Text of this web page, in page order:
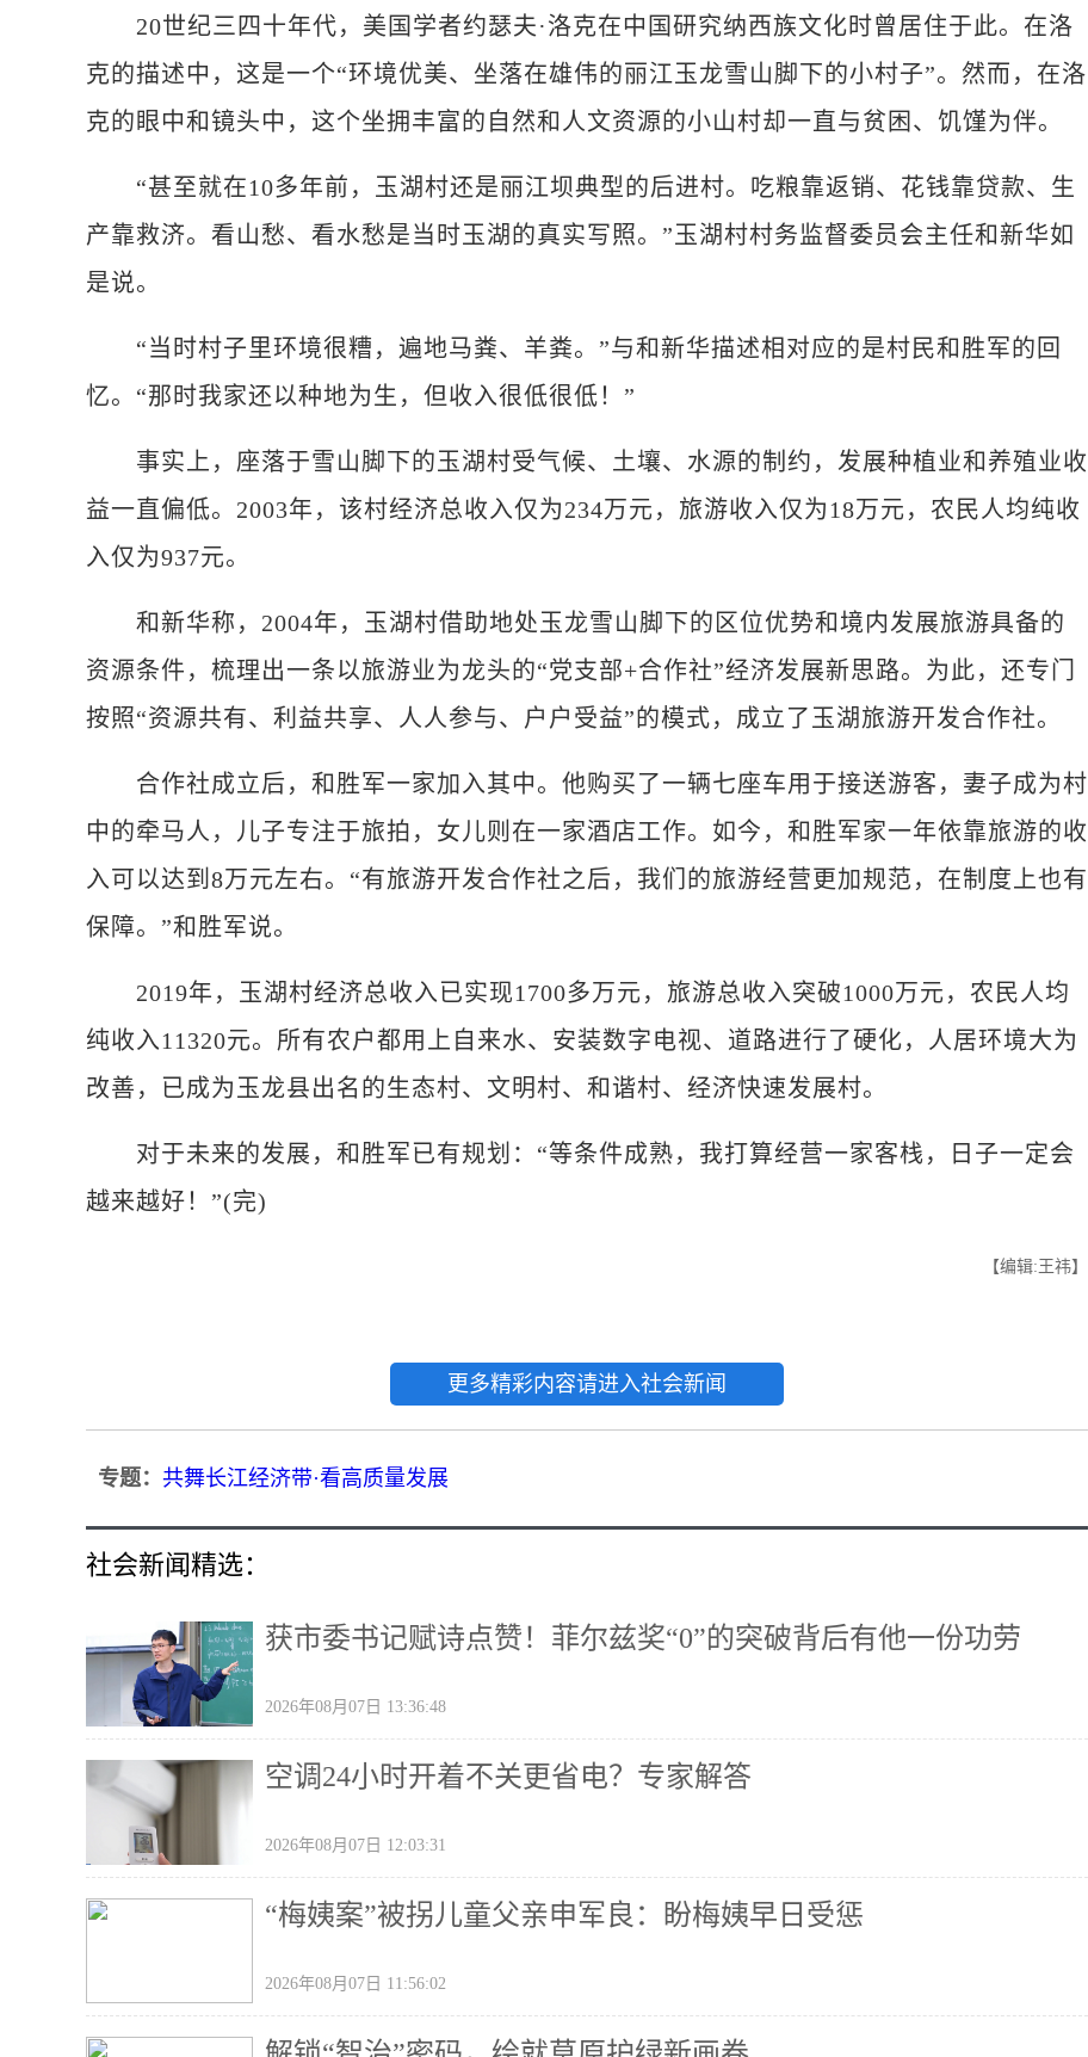
20世纪三四十年代，美国学者约瑟夫·洛克在中国研究纳西族文化时曾居住于此。在洛
克的描述中，这是一个“环境优美、坐落在雄伟的丽江玉龙雪山脚下的小村子”。然而，在洛
克的眼中和镜头中，这个坐拥丰富的自然和人文资源的小山村却一直与贫困、饥馑为伴。
“甚至就在10多年前，玉湖村还是丽江坝典型的后进村。吃粮靠返销、花钱靠贷款、生
产靠救济。看山愁、看水愁是当时玉湖的真实写照。”玉湖村村务监督委员会主任和新华如
是说。
“当时村子里环境很糟，遍地马粪、羊粪。”与和新华描述相对应的是村民和胜军的回
忆。“那时我家还以种地为生，但收入很低很低！”
事实上，座落于雪山脚下的玉湖村受气候、土壤、水源的制约，发展种植业和养殖业收
益一直偏低。2003年，该村经济总收入仅为234万元，旅游收入仅为18万元，农民人均纯收
入仅为937元。
和新华称，2004年，玉湖村借助地处玉龙雪山脚下的区位优势和境内发展旅游具备的
资源条件，梳理出一条以旅游业为龙头的“党支部+合作社”经济发展新思路。为此，还专门
按照“资源共有、利益共享、人人参与、户户受益”的模式，成立了玉湖旅游开发合作社。
合作社成立后，和胜军一家加入其中。他购买了一辆七座车用于接送游客，妻子成为村
中的牵马人，儿子专注于旅拍，女儿则在一家酒店工作。如今，和胜军家一年依靠旅游的收
入可以达到8万元左右。“有旅游开发合作社之后，我们的旅游经营更加规范，在制度上也有
保障。”和胜军说。
2019年，玉湖村经济总收入已实现1700多万元，旅游总收入突破1000万元，农民人均
纯收入11320元。所有农户都用上自来水、安装数字电视、道路进行了硬化，人居环境大为
改善，已成为玉龙县出名的生态村、文明村、和谐村、经济快速发展村。
对于未来的发展，和胜军已有规划：“等条件成熟，我打算经营一家客栈，日子一定会
越来越好！”(完)
【编辑:王祎】
更多精彩内容请进入社会新闻
专题： 共舞长江经济带·看高质量发展
社会新闻精选：
获市委书记赋诗点赞！菲尔兹奖“0”的突破背后有他一份功劳
2026年08月07日 13:36:48
空调24小时开着不关更省电？专家解答
2026年08月07日 12:03:31
“梅姨案”被拐儿童父亲申军良：盼梅姨早日受惩
2026年08月07日 11:56:02